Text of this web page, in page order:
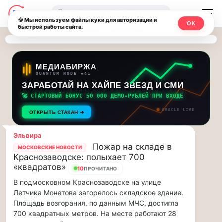
Последние
новости
и
обновления
потока:
Друзья,
приглашаем
на
музыкальную
прогулку
по
Москве
Чайковского!…
Друзья,
приглашаем
на
музыкальную
Москвичи.net
—
Главный
столичный
чат-
мессенджер,
новости
и
инсайды
Москвы
🔍
МЕДИАБИРЖА
QUANTUM NODE v41
ЗАРАБОТАЙ НА ХАЙПЕ ЗВЕЗД И СМИ
🚀 СТАРТОВЫЙ БОНУС 50 000 ДЕМО-РУБЛЕЙ ПРИ ВХОДЕ
ОТКРЫТЬ СТАКАН ➔ ORACLE LIVE
Эльвира
МОСКОВСКИЕ НОВОСТИ
Пожар на складе в
Краснозаводске: полыхает 700
«квадратов»
10ПРОЧИТАНО
В подмосковном Краснозаводске на улице
Летчика Монетова загорелось складское здание.
Площадь возгорания, по данным МЧС, достигла
700 квадратных метров. На месте работают 28
🍪 Мы используем файлы куки для авторизации и
быстрой работы сайта.
ОК